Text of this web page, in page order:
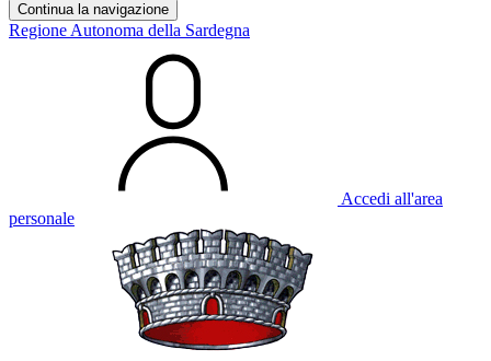
Continua la navigazione
Regione Autonoma della Sardegna
Accedi all'area
personale